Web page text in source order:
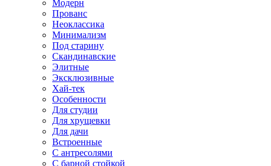
Модерн
Прованс
Неоклассика
Минимализм
Под старину
Скандинавские
Элитные
Эксклюзивные
Хай-тек
Особенности
Для студии
Для хрущевки
Для дачи
Встроенные
С антресолями
С барной стойкой